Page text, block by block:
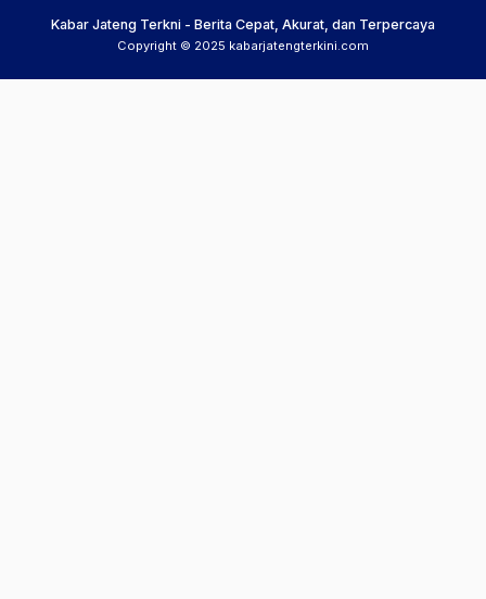
Kabar Jateng Terkni - Berita Cepat, Akurat, dan Terpercaya
Copyright © 2025 kabarjatengterkini.com